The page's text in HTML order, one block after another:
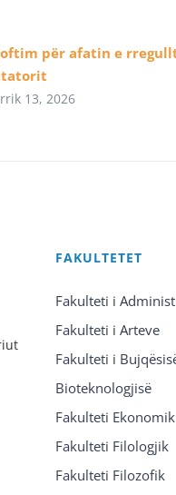
për afatin e
13, 2026
FAKULTETET
Fakulteti i
Fakulteti i Arteve
Fakulteti i
Bioteknologjisë
Fakulteti Ekonomik
Fakulteti Filologjik
Fakulteti Filozofik